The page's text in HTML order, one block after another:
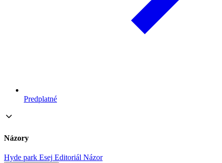
Predplatné
Názory
Hyde park Esej Editoriál Názor